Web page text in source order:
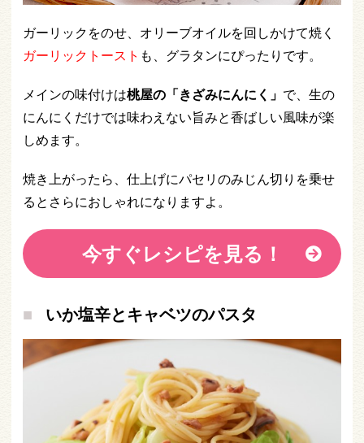
ガーリックをのせ、オリーブオイルを回しかけて焼く
ガーリックトースト も、グラタンにぴったりです。
メインの味付けは桃屋の「きざみにんにく」 で、生の
にんにくだけでは味わえない旨みと香ばしい風味が楽
しめます。
焼き上がったら、仕上げにパセリのみじん切りを乗せ
るとさらにおしゃれになりますよ。
今すぐレシピを見る！
いか塩辛とキャベツのパスタ